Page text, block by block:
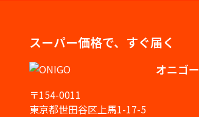
スーパー価格で、すぐ届く
オニゴー
〒154-0011
東京都世田谷区上馬1-17-5